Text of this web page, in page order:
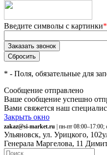
Введите символы с картинки*
* - Поля, обязательные для
Сообщение отправлено
Ваше сообщение успешно
Вами свяжется наш
Закрыть окно
zakaz@si-market.ru | пн-пт
Ульяновск, ул. Урицкого, 102
Генерала Маргелова, 11